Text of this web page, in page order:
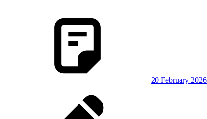
20 February 2026